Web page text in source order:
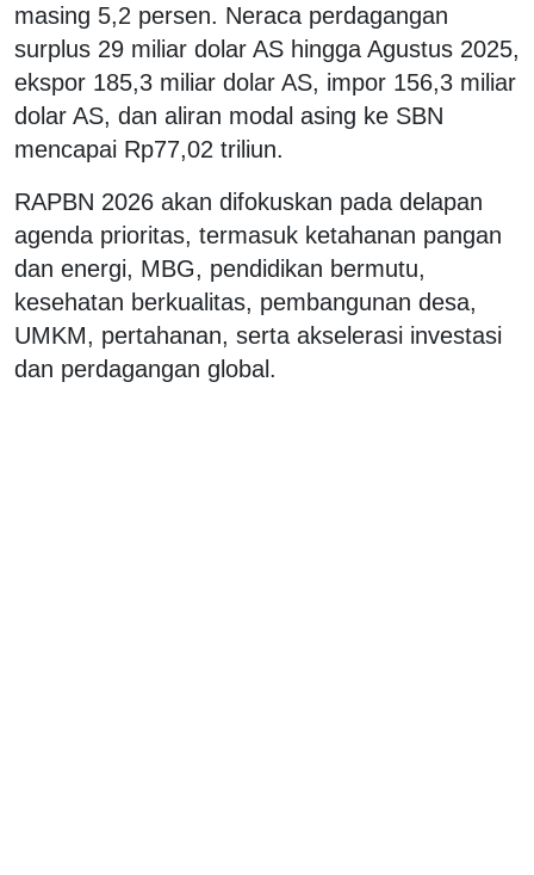
masing 5,2 persen. Neraca perdagangan
surplus 29 miliar dolar AS hingga Agustus 2025,
ekspor 185,3 miliar dolar AS, impor 156,3 miliar
dolar AS, dan aliran modal asing ke SBN
mencapai Rp77,02 triliun.
RAPBN 2026 akan difokuskan pada delapan
agenda prioritas, termasuk ketahanan pangan
dan energi, MBG, pendidikan bermutu,
kesehatan berkualitas, pembangunan desa,
UMKM, pertahanan, serta akselerasi investasi
dan perdagangan global.